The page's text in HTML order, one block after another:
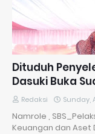
Dituduh
Dasuki Buka
Redaksi Sunday,
Namrole ,
Keuangan dan Aset